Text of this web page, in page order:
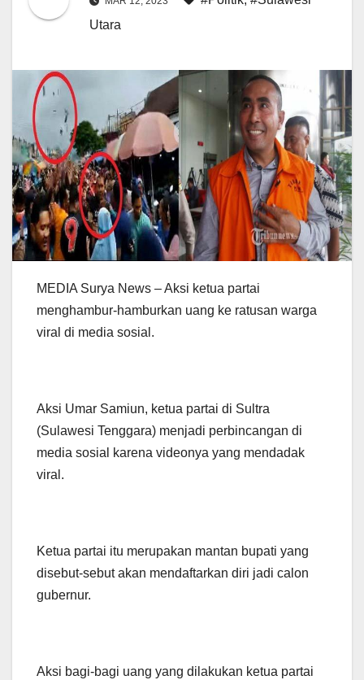
Utara
MEDIA Surya News – Aksi ketua partai
menghambur-hamburkan uang ke ratusan warga
viral di media sosial.
Aksi Umar Samiun, ketua partai di Sultra
(Sulawesi Tenggara) menjadi perbincangan di
media sosial karena videonya yang mendadak
viral.
Ketua partai itu merupakan mantan bupati yang
disebut-sebut akan mendaftarkan diri jadi calon
gubernur.
Aksi bagi-bagi uang yang dilakukan ketua partai